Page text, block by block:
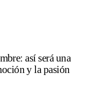
así será una
y la pasión